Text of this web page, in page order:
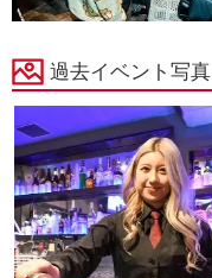
過去イベント写真